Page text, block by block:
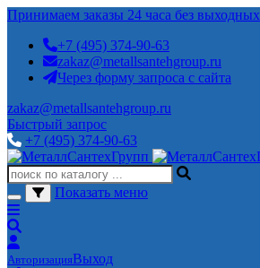
Принимаем заказы 24 часа без выходных
+7 (495) 374-90-63
zakaz@metallsantehgroup.ru
Через форму запроса с сайта
zakaz@metallsantehgroup.ru
Быстрый запрос
+7 (495) 374-90-63
Показать меню
АвторизацияВыход